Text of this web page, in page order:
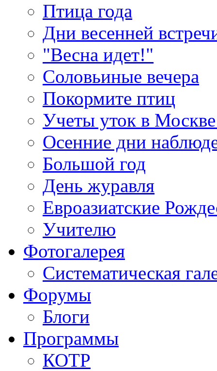
Птица года
Дни весенней
"Весна идет!"
Соловьиные вечера
Покормите птиц
Учеты уток в
Осенние дни
Большой год
День журавля
Евроазиатские
Учителю
Фотогалерея
Систематическая
Форумы
Блоги
Программы
КОТР